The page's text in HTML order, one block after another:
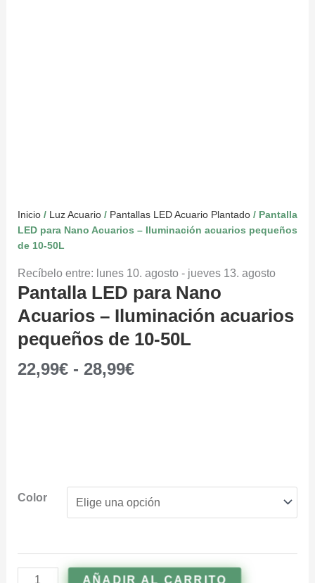
Inicio/ Luz Acuario/ Pantallas LED Acuario Plantado/ Pantalla
LED para Nano Acuarios – Iluminación acuarios pequeños
de 10-50L
Recíbelo entre: lunes 10. agosto - jueves 13. agosto
Pantalla LED para Nano
Acuarios – Iluminación acuarios
pequeños de 10-50L
22,99€ - 28,99€
Color
AÑADIR AL CARRITO